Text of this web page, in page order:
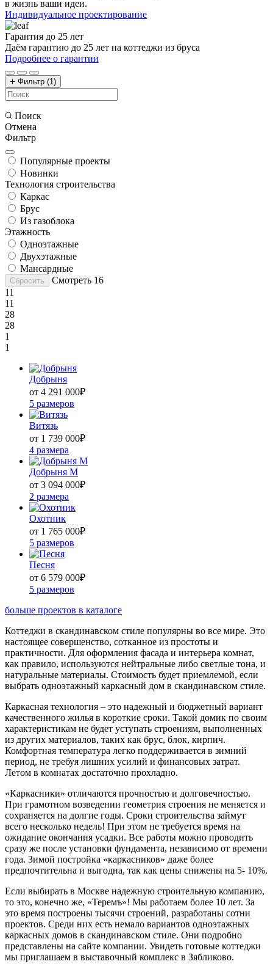
в жизнь ваши идеи.
Индивидуальное проектирование
Гарантия до 25 лет
Даём гарантию до 25 лет на коттеджи из бруса
Подробнее о гарантии
Фильтр (1)
Поиск
Отмена
Фильтр
Популярные проекты
Новинки
Технология строительства
Каркас
Брус
Из газоблока
Этажность
Одноэтажные
Двухэтажные
Мансардные
Сбросить Смотреть 16
11
11
28
28
1
1
Добрыня
от 4 291 000₽
5 размеров
Витязь
от 1 739 000₽
4 размера
Добрыня М
от 3 094 000₽
2 размера
Охотник
от 1 765 000₽
5 размеров
Песня
от 6 579 000₽
5 размеров
больше проектов в каталоге
Коттеджи в скандинавском стиле популярны во все мире. Это
настоящее совершенство, сотканное из простоты и
практичности. Для оформления фасада и интерьера комнат,
как правило, используются нейтральные либо светлые тона, и
натуральные материалы. Стоимость будет приемлемой, если
выбрать одноэтажный каркасный дом в скандинавском стиле.
Каркасная технология – это надежный и бюджетный вариант
качественного жилья в короткие сроки. Такой домик по своим
характеристикам не будет уступать строениям, выполненных
из других материалов, таких как брус, блок, кирпич.
Комфортная температура легко поддерживается в зимний
период, не требуя лишних усилий и финансовых затрат.
Летом в комнатах достаточно прохладно.
«Каркасники» отличаются прочностью и долговечностью.
При грамотном возведении геометрия строения не меняется и
сохраняется на долгие годы. Сроки строительства займут
всего несколько недель! При этом не требуется время на
ожидание окончания усадки. Все работы можно проводить
сразу же после установки фундамента, независимо от времени
года. Зимой постройка «каркасников» даже более
предпочтительна и выгодна, так как цены снижены на 5- 10%.
Если выбирать в Москве надежную строительную компанию,
то это, конечно же, «Теремъ»! Мы работаем более 10 лет. За
это время построены тысячи строений, разработаны сотни
проектов. Среди них есть немало вариантов одноэтажных
каркасных домов в скандинавском стиле. Они подробно
представлены на сайте компании. Увидеть готовые коттеджи
мы приглашаем в выставочный комплекс в Зябликово.